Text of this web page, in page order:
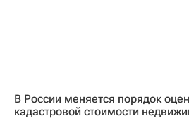
В России меняется порядок
кадастровой стоимости